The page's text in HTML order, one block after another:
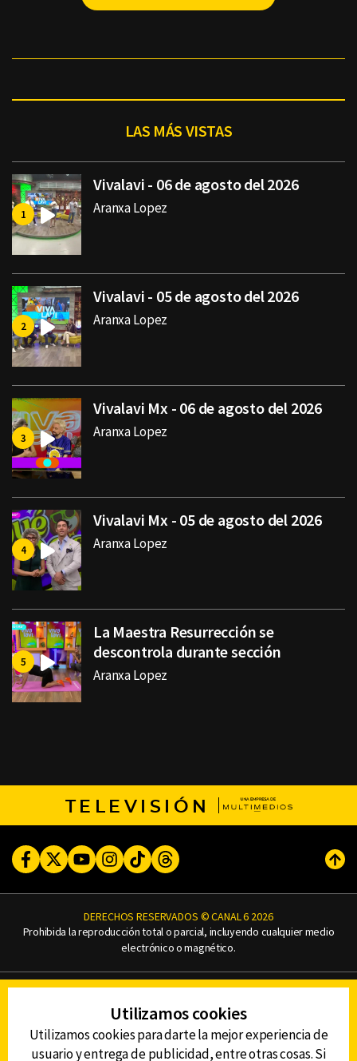
LAS MÁS VISTAS
Vivalavi - 06 de agosto del 2026
Aranxa Lopez
Vivalavi - 05 de agosto del 2026
Aranxa Lopez
Vivalavi Mx - 06 de agosto del 2026
Aranxa Lopez
Vivalavi Mx - 05 de agosto del 2026
Aranxa Lopez
La Maestra Resurrección se
descontrola durante sección
Aranxa Lopez
TELEVISIÓN
FacebookTwitterYoutubeInstagram
TikTokThreads
DERECHOS RESERVADOS © CANAL 6 2026
Prohibida la reproducción total o parcial, incluyendo cualquier medio
electrónico o magnético.
AVISO DE PRIVACIDAD
AVISO LEGAL
DEFENSORÍA DE LAS AUDIENCIAS
Utilizamos cookies
Utilizamos cookies para darte la mejor experiencia de
usuario y entrega de publicidad, entre otras cosas. Si